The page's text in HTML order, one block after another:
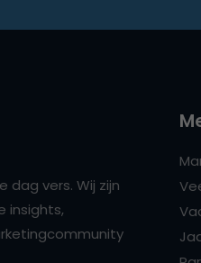
dag vers. Wij zijn
insights,